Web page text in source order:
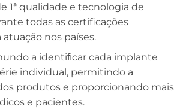
1ª qualidade e tecnologia de
todas as certificações
atuação nos países.
a identiﬁcar cada implante
individual, permitindo a
produtos e proporcionando mais
e pacientes.